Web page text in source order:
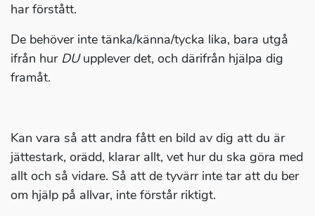
har förstått.
De behöver inte tänka/känna/tycka lika, bara utgå
ifrån hur DUupplever det, och därifrån hjälpa dig
framåt.
Kan vara så att andra fått en bild av dig att du är
jättestark, orädd, klarar allt, vet hur du ska göra med
allt och så vidare. Så att de tyvärr inte tar att du ber
om hjälp på allvar, inte förstår riktigt.